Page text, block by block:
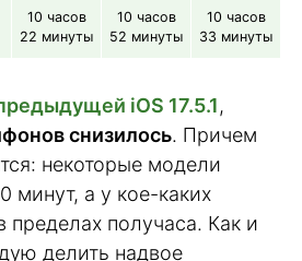
10 часов
22 минуты
10 часов
52 минуты
10 часов
33 минуты
iOS 17.5.1,
снизилось. Причем
некоторые модели
минут, а у кое-каких
пределах получаса. Как и
делить надвое